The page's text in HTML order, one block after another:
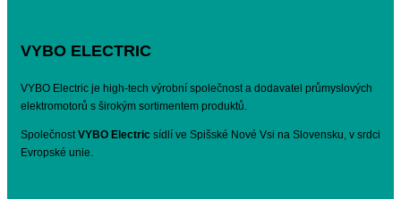
VYBO ELECTRIC
VYBO Electric je high-tech výrobní společnost a dodavatel průmyslových
elektromotorů s širokým sortimentem produktů.
SpolečnostVYBO Electric sídlí ve Spišské Nové Vsi na Slovensku, v srdci
Evropské unie.